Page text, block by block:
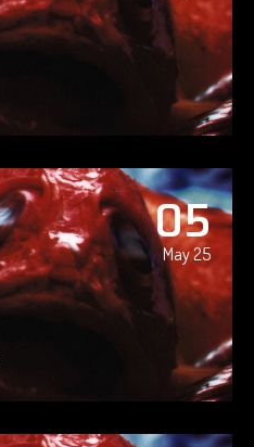
05
May 25